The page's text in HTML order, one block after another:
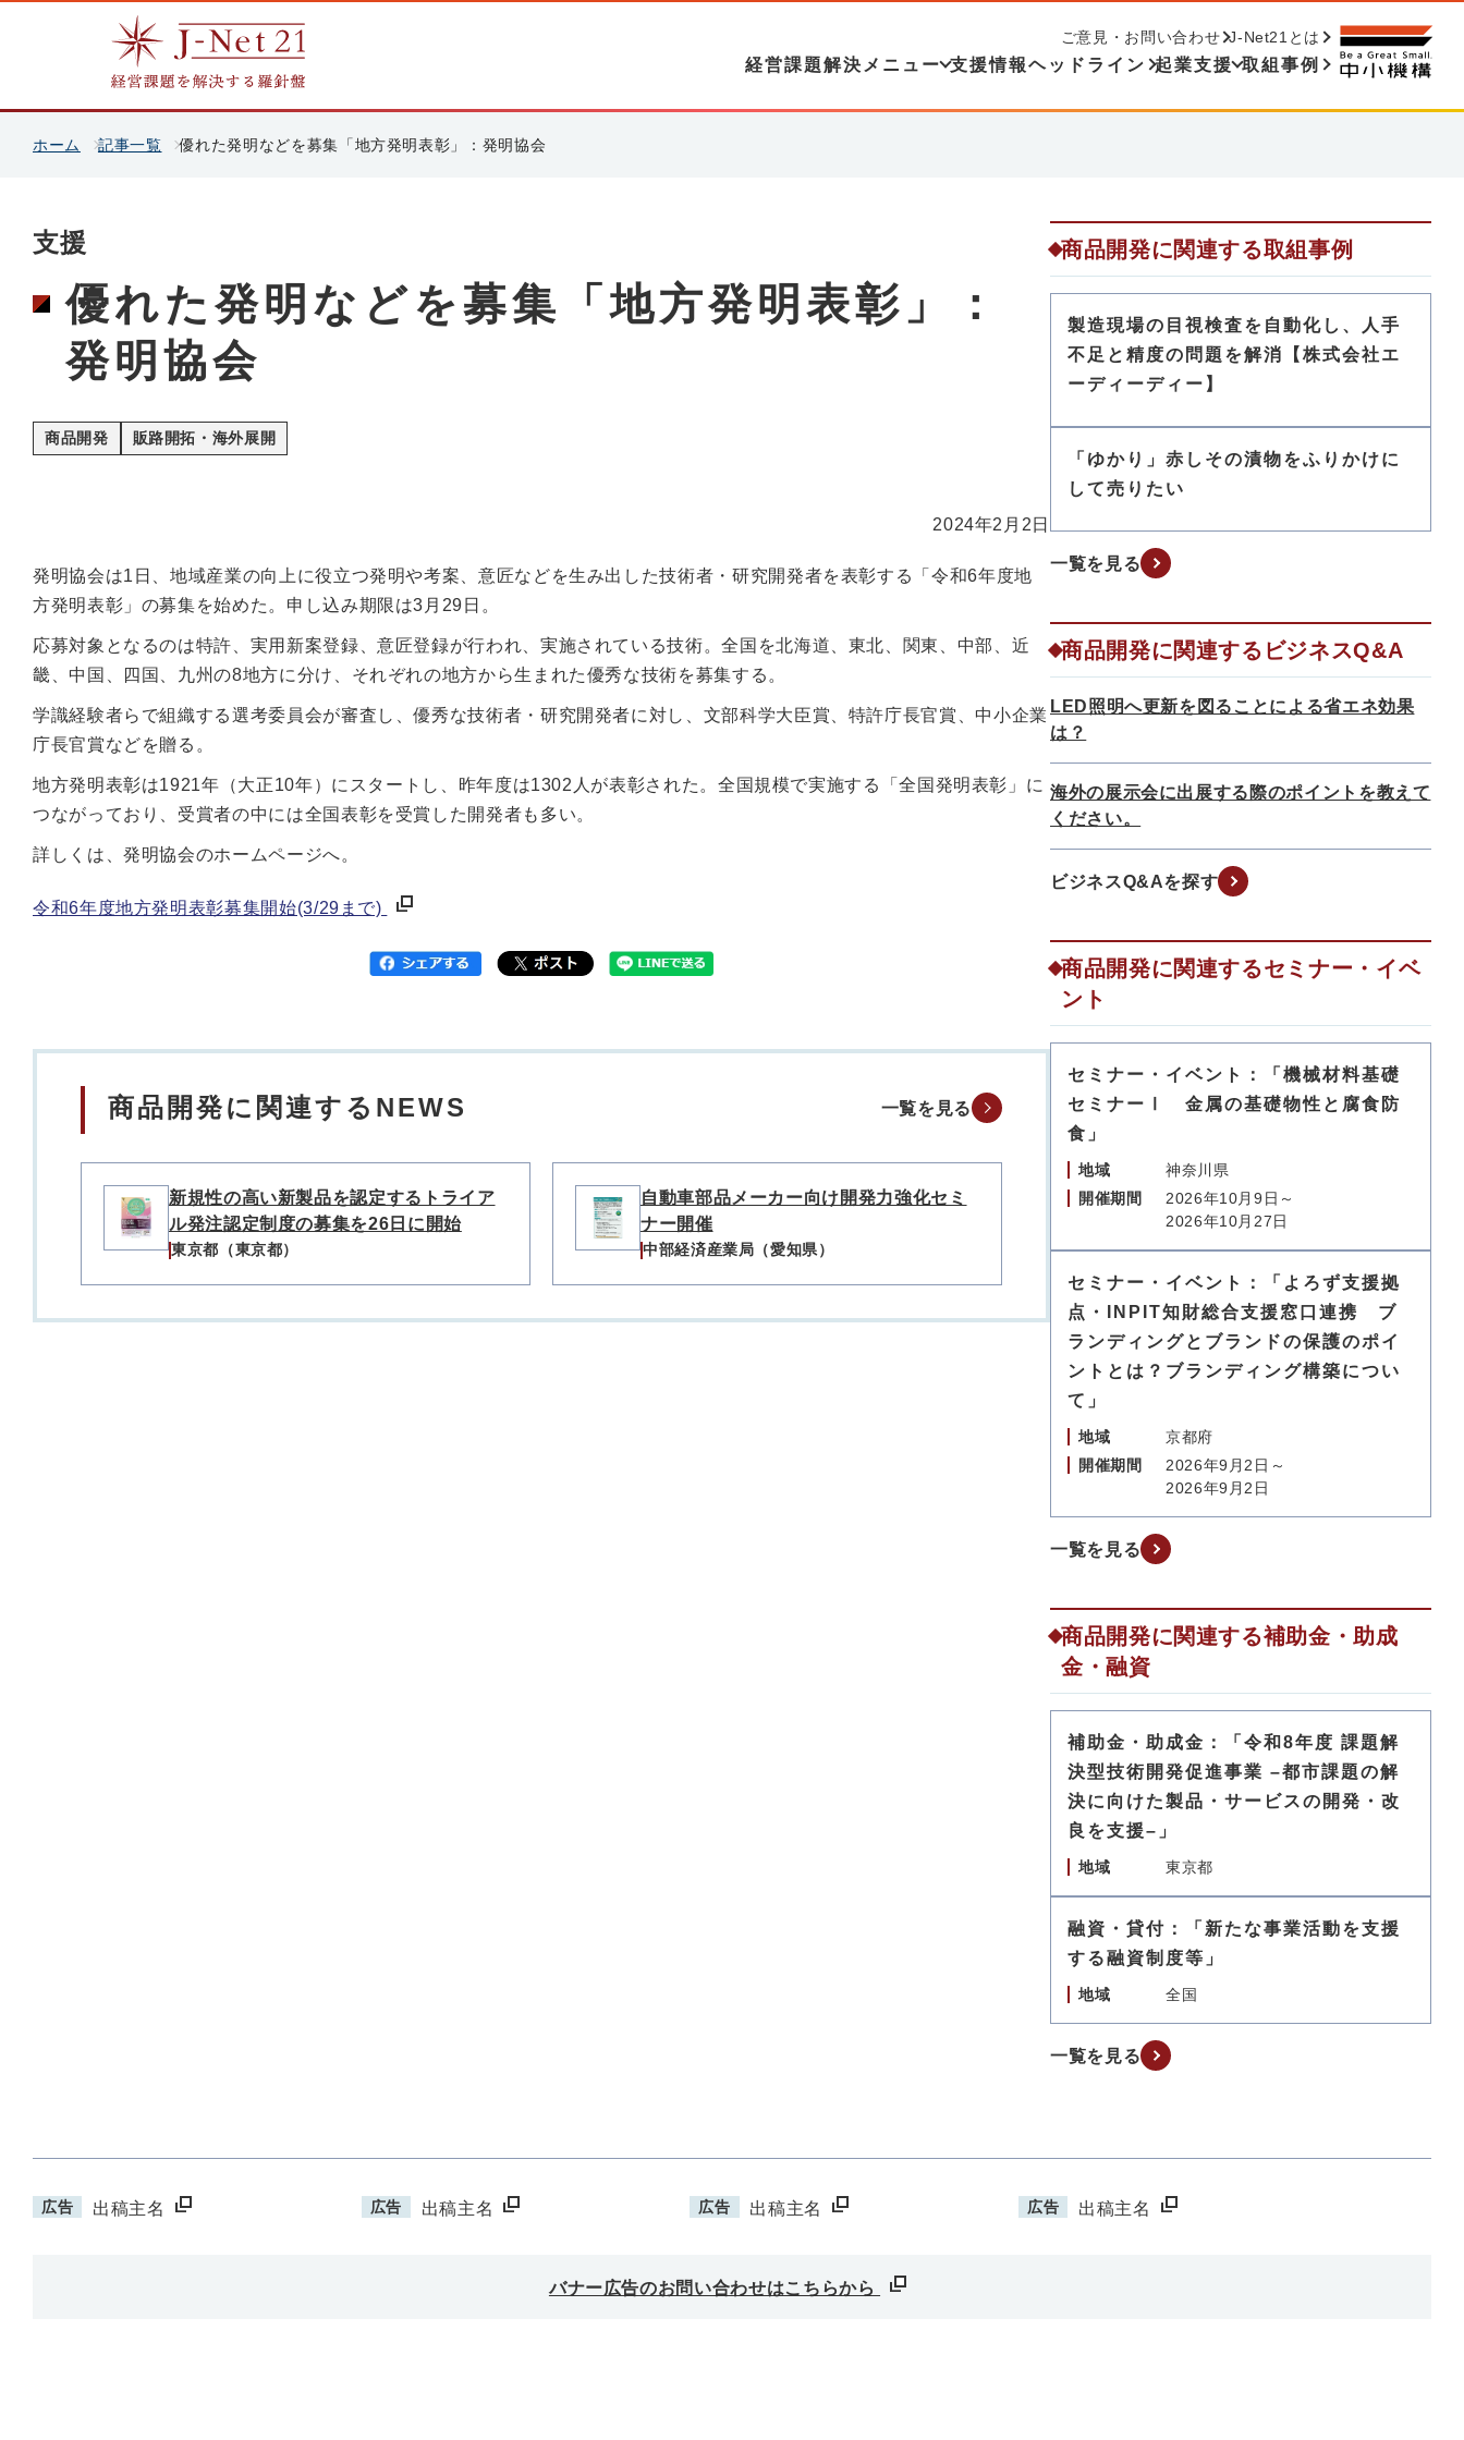
経営課題解決メニュー 支援情報ヘッドライン 起業支援 取組事例
ご意見・お問い合わせ J-Net21とは
ホーム 記事一覧 優れた発明などを募集「地方発明表彰」：発明協会
支援
優れた発明などを募集「地方発明表彰」：
発明協会
商品開発 販路開拓・海外展開
2024年2月2日
発明協会は1日、地域産業の向上に役立つ発明や考案、意匠などを生み出した技術者・研究開発者を表彰する「令和6年度地
方発明表彰」の募集を始めた。申し込み期限は3月29日。
応募対象となるのは特許、実用新案登録、意匠登録が行われ、実施されている技術。全国を北海道、東北、関東、中部、近
畿、中国、四国、九州の8地方に分け、それぞれの地方から生まれた優秀な技術を募集する。
学識経験者らで組織する選考委員会が審査し、優秀な技術者・研究開発者に対し、文部科学大臣賞、特許庁長官賞、中小企業
庁長官賞などを贈る。
地方発明表彰は1921年（大正10年）にスタートし、昨年度は1302人が表彰された。全国規模で実施する「全国発明表彰」に
つながっており、受賞者の中には全国表彰を受賞した開発者も多い。
詳しくは、発明協会のホームページへ。
令和6年度地方発明表彰募集開始(3/29まで)
商品開発に関連するNEWS 一覧を見る
新規性の高い新製品を認定するトライア
ル発注認定制度の募集を26日に開始
東京都（東京都）
自動車部品メーカー向け開発力強化セミ
ナー開催
中部経済産業局（愛知県）
商品開発に関連する取組事例
製造現場の目視検査を自動化し、人手
不足と精度の問題を解消【株式会社エ
ーディーディー】
「ゆかり」赤しその漬物をふりかけに
して売りたい
一覧を見る
商品開発に関連するビジネスQ&A
LED照明へ更新を図ることによる省エネ効果
は？
海外の展示会に出展する際のポイントを教えて
ください。
ビジネスQ&Aを探す
商品開発に関連するセミナー・イベ
ント
セミナー・イベント：「機械材料基礎
セミナーⅠ 金属の基礎物性と腐食防
食」
地域
神奈川県
開催期間
2026年10月9日～
2026年10月27日
セミナー・イベント：「よろず支援拠
点・INPIT知財総合支援窓口連携 ブ
ランディングとブランドの保護のポイ
ントとは？ブランディング構築につい
て」
地域
京都府
開催期間
2026年9月2日～
2026年9月2日
一覧を見る
商品開発に関連する補助金・助成
金・融資
補助金・助成金：「令和8年度 課題解
決型技術開発促進事業 –都市課題の解
決に向けた製品・サービスの開発・改
良を支援–」
地域 東京都
融資・貸付：「新たな事業活動を支援
する融資制度等」
地域 全国
一覧を見る
広告 出稿主名 広告 出稿主名 広告 出稿主名 広告 出稿主名
バナー広告のお問い合わせはこちらから